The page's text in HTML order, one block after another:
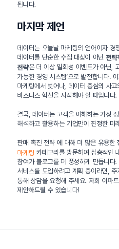
됩니다.
마지막 제언
데이터는 오늘날 마케팅의 언어이자 경
데이터를 단순한 수집 대상이 아닌 전략
전략은 더 이상 일회성 이벤트가 아닌,
가능한 경영 시스템’으로 발전합니다.
마케팅에서 벗어나, 데이터 중심의 사
비즈니스 혁신을 시작해야 할 때입니다.
결국, 데이터는 고객을 이해하는 가장
해석하고 활용하는 기업만이 진정한 미
판매 촉진 전략 에 대해 더 많은 유용한
마케팅 카테고리를 방문하여 심층적인
참여가 블로그를 더 풍성하게 만듭니다
서비스를 도입하려고 계획 중이라면, 주
통해 상담을 요청해 주세요. 저희 이파
제안해드릴 수 있습니다!